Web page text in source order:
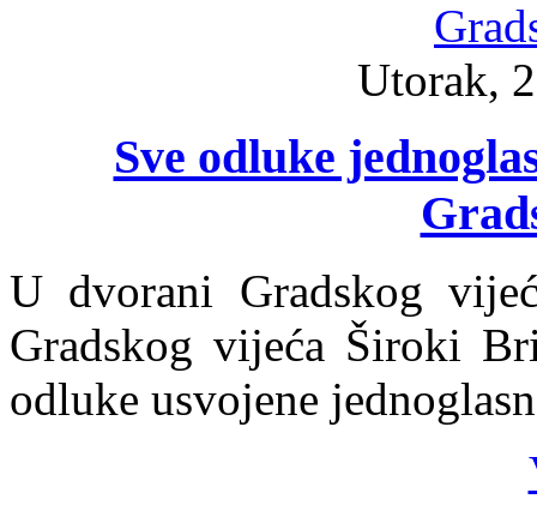
Utorak,
Sve odluke
U dvorani Gradskog
Gradskog vijeća Široki
odluke usvojene